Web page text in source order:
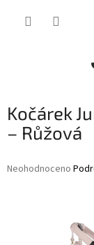
Kočárek
– Růžová
Průměrné
Neohodnoceno